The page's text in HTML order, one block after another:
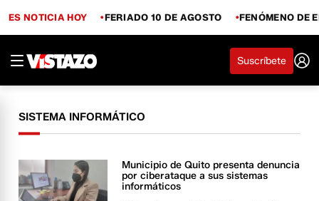
ES NOTICIA HOY FERIADO 10 DE AGOSTO FENÓMENO DE
Suscríbete
SISTEMA INFORMÁTICO
Municipio de Quito presenta denuncia
por ciberataque a sus sistemas
informáticos